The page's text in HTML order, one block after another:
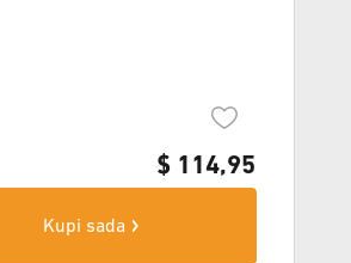
$ 114,95
Kupi sada